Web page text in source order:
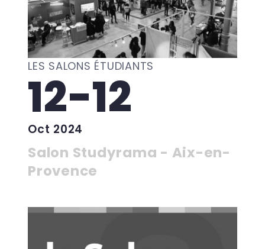
LES SALONS ÉTUDIANTS
12-12
Oct 2024
Salon Studyrama - Aix-en-
Provence